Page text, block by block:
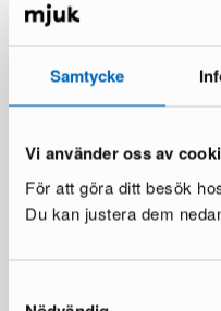
Samtycke
Vi använder oss av
För att göra ditt besök
Du kan justera dem
Du kanske